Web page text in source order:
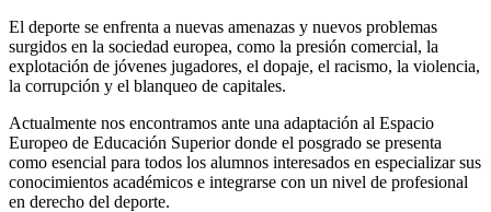
El deporte se enfrenta a nuevas amenazas y nuevos problemas
surgidos en la sociedad europea, como la presión comercial, la
explotación de jóvenes jugadores, el dopaje, el racismo, la violencia,
la corrupción y el blanqueo de capitales.
Actualmente nos encontramos ante una adaptación al Espacio
Europeo de Educación Superior donde el posgrado se presenta
como esencial para todos los alumnos interesados en especializar sus
conocimientos académicos e integrarse con un nivel de profesional
en derecho del deporte.